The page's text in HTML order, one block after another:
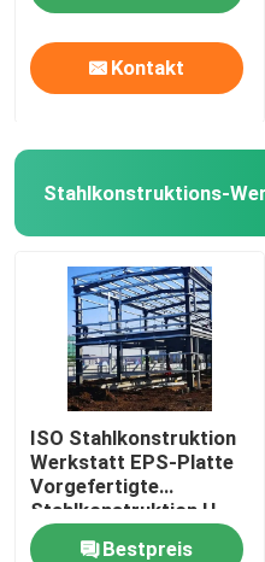
Kontakt
Stahlkonstruktions-
ISO Stahlkonstruktion
Werkstatt EPS-Platte
Vorgefertigte
Stahlkonstruktion H-
förmig
Bestpreis